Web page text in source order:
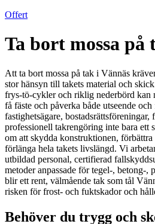
Offert
Ta bort mossa på
Att ta bort mossa på tak i Vännäs
stor hänsyn till takets material och
frys-tö-cykler och riklig nederbörd kan
få fäste och påverka både utseende
fastighetsägare,
professionell takrengöring inte bara ett
om att skydda konstruktionen,
förlänga hela takets livslängd. Vi
utbildad personal, certifierad
metoder anpassade för tegel-, betong-,
blir ett rent, välmående tak som tål
risken för frost- och fuktskador och
Behöver du trygg och